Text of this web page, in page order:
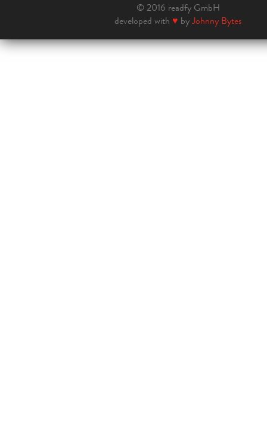
© 2016 readfy GmbH
developed with ♥ byJohnny Bytes